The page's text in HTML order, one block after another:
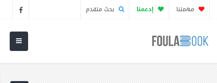
مهمتنا إدعمنا بحث متقدم